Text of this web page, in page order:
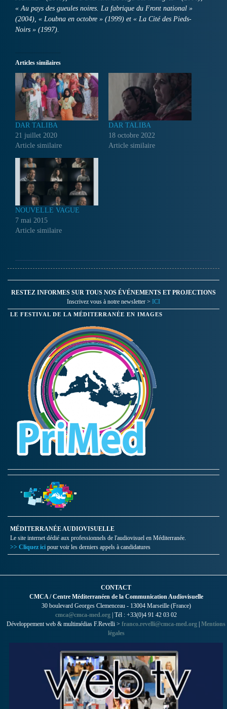
« Au pays des gueules noires. La fabrique du Front national »
(2004), « Loubna en octobre » (1999) et « La Cité des Pieds-
Noirs » (1997).
Articles similaires
DAR TALIBA
21 juillet 2020
Article similaire
DAR TALIBA
18 octobre 2022
Article similaire
NOUVELLE VAGUE
7 mai 2015
Article similaire
RESTEZ INFORMES SUR TOUS NOS ÉVÉNEMENTS ET PROJECTIONS
Inscrivez vous à notre newsletter > ICI
LE FESTIVAL DE LA MÉDITERRANÉE EN IMAGES
MÉDITERRANÉE AUDIOVISUELLE
Le site internet dédié aux professionnels de l'audiovisuel en Méditerranée.
>> Cliquez ici pour voir les derniers appels à candidatures
CONTACT
CMCA / Centre Méditerranéen de la Communication Audiovisuelle
30 boulevard Georges Clemenceau - 13004 Marseille (France)
cmca@cmca-med.org | Tél : +33(0)4 91 42 03 02
Développement web & multimédias F.Revelli > franco.revelli@cmca-med.org | Mentions
légales